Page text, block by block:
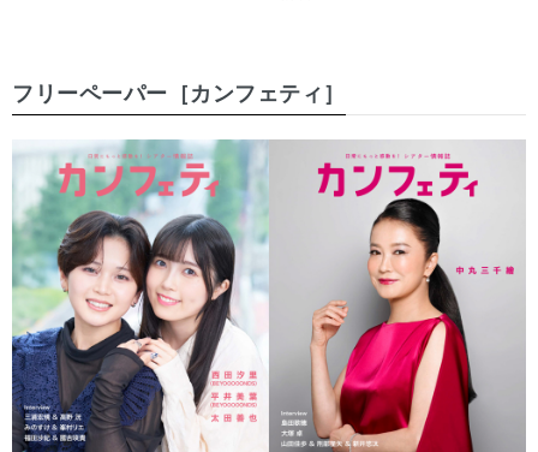
フリーペーパー［カンフェティ］